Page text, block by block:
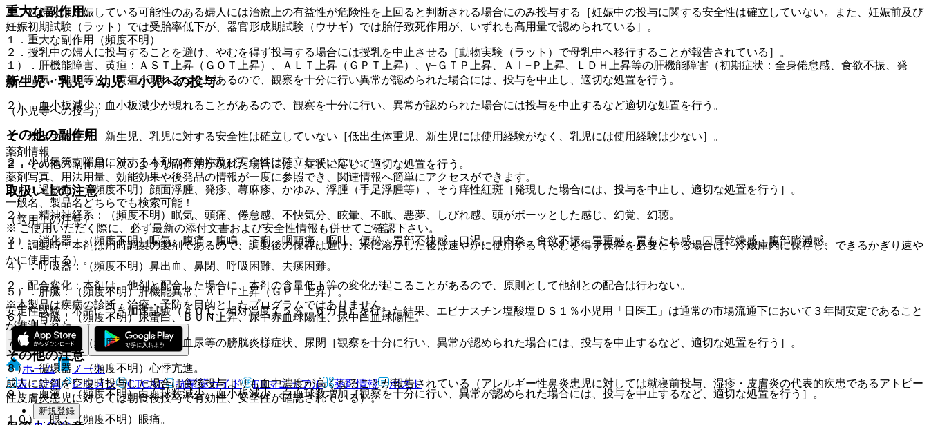
１．妊婦又は妊娠している可能性のある婦人には治療上の有益性が危険性を上回ると判断される場合にのみ投与する［妊娠中の投与に関する安全性は確立していない。また、妊娠前及び
妊娠初期試験（ラット）では受胎率低下が、器官形成期試験（ウサギ）では胎仔致死作用が、いずれも高用量で認められている］。
２．授乳中の婦人に投与することを避け、やむを得ず投与する場合には授乳を中止させる［動物実験（ラット）で母乳中へ移行することが報告されている］。
新生児・乳児・幼児・小児への投与
（小児等への投与）
１．低出生体重児、新生児、乳児に対する安全性は確立していない［低出生体重児、新生児には使用経験がなく、乳児には使用経験は少ない］。
２．小児気管支喘息に対する本剤の有効性及び安全性は確立していない。
取扱い上の注意
（適用上の注意）
１．調製時：本剤は用時調製の製剤であるので、調製後の保存は避け、水に溶かした後は速やかに使用する（やむを得ず保存を必要とする場合は、冷蔵庫内に保存し、できるかぎり速や
かに使用する）。
２．配合変化：本剤は、他剤と配合した場合に、本剤の含量低下等の変化が起こることがあるので、原則として他剤との配合は行わない。
安定性試験：本品につき加速試験（４０℃、相対湿度７５％、６カ月）を行った結果、エピナスチン塩酸塩ＤＳ１％小児用「日医工」は通常の市場流通下において３年間安定であること
が推測された。
その他の注意
成人に錠剤を空腹時投与した場合は食後投与よりも血中濃度が高くなることが報告されている（アレルギー性鼻炎患児に対しては就寝前投与、湿疹・皮膚炎の代表的疾患であるアトピー
性皮膚炎患児に対しては朝食後投与で有効性、安全性が確認されている）。
重大な副作用
１．重大な副作用（頻度不明）
１）．肝機能障害、黄疸：ＡＳＴ上昇（ＧＯＴ上昇）、ＡＬＴ上昇（ＧＰＴ上昇）、γ−ＧＴＰ上昇、Ａｌ−Ｐ上昇、ＬＤＨ上昇等の肝機能障害（初期症状：全身倦怠感、食欲不振、発
熱、嘔気・嘔吐等）、黄疸が現れることがあるので、観察を十分に行い異常が認められた場合には、投与を中止し、適切な処置を行う。
２）．血小板減少：血小板減少が現れることがあるので、観察を十分に行い、異常が認められた場合には投与を中止するなど適切な処置を行う。
その他の副作用
２．その他の副作用：次のような副作用が現れた場合には、症状に応じて適切な処置を行う。
１）．過敏症：（頻度不明）顔面浮腫、発疹、蕁麻疹、かゆみ、浮腫（手足浮腫等）、そう痒性紅斑［発現した場合には、投与を中止し、適切な処置を行う］。
２）．精神神経系：（頻度不明）眠気、頭痛、倦怠感、不快気分、眩暈、不眠、悪夢、しびれ感、頭がボーッとした感じ、幻覚、幻聴。
３）．消化器：（頻度不明）嘔気、腹痛、腹鳴、下痢、咽頭痛、嘔吐、便秘、胃部不快感、口渇、口内炎、食欲不振、胃重感、胃もたれ感、口唇乾燥感、腹部膨満感。
４）．呼吸器：（頻度不明）鼻出血、鼻閉、呼吸困難、去痰困難。
５）．肝臓：（頻度不明）肝機能異常、ＡＬＴ上昇（ＧＰＴ上昇）。
６）．腎臓：（頻度不明）尿蛋白、ＢＵＮ上昇、尿中赤血球陽性、尿中白血球陽性。
７）．泌尿器：（頻度不明）頻尿、血尿等の膀胱炎様症状、尿閉［観察を十分に行い、異常が認められた場合には、投与を中止するなど、適切な処置を行う］。
８）．循環器：（頻度不明）心悸亢進。
９）．血液：（頻度不明）白血球数減少、血小板減少、白血球数増加［観察を十分に行い、異常が認められた場合には、投与を中止するなど、適切な処置を行う］。
１０）．眼：（頻度不明）眼痛。
薬剤情報
薬剤写真、用法用量、効能効果や後発品の情報が一度に参照でき、関連情報へ簡単にアクセスができます。
一般名、製品名どちらでも検索可能！
※ ご使用いただく際に、必ず最新の添付文書および安全性情報も併せてご確認下さい。
※本製品は疾病の診断・治療・予防を目的としたプログラムではありません。
ホーム
ノート
表・計算
レジメン CTCAE 抗菌薬ガイド ERマニュアル 薬剤情報 ポスト
新規登録